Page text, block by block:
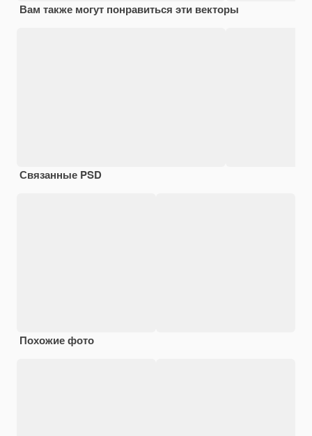
Вам также могут понравиться эти векторы
Связанные PSD
Похожие фото